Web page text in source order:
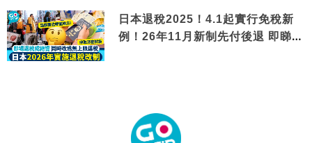
日本退稅2025！4.1起實行免稅新
例！26年11月新制先付後退 即睇步